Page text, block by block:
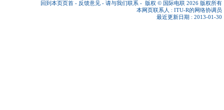
回到本页页首 - 反馈意见 - 请与我们联系 - 版权 © 国际电联 2026 版权所有
本网页联系人 : ITU-R的网络协调员
最近更新日期 : 2013-01-30